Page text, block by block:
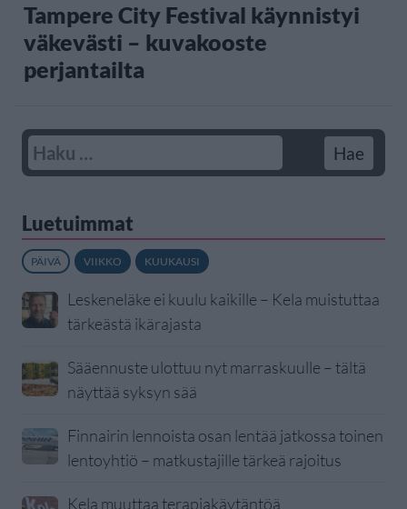
Tampere City Festival käynnistyi
väkevästi – kuvakooste
perjantailta
Luetuimmat
PÄIVÄ VIIKKO KUUKAUSI
Leskeneläke ei kuulu kaikille – Kela muistuttaa
tärkeästä ikärajasta
Sääennuste ulottuu nyt marraskuulle – tältä
näyttää syksyn sää
Finnairin lennoista osan lentää jatkossa toinen
lentoyhtiö – matkustajille tärkeä rajoitus
Kela muuttaa terapiakäytäntöä